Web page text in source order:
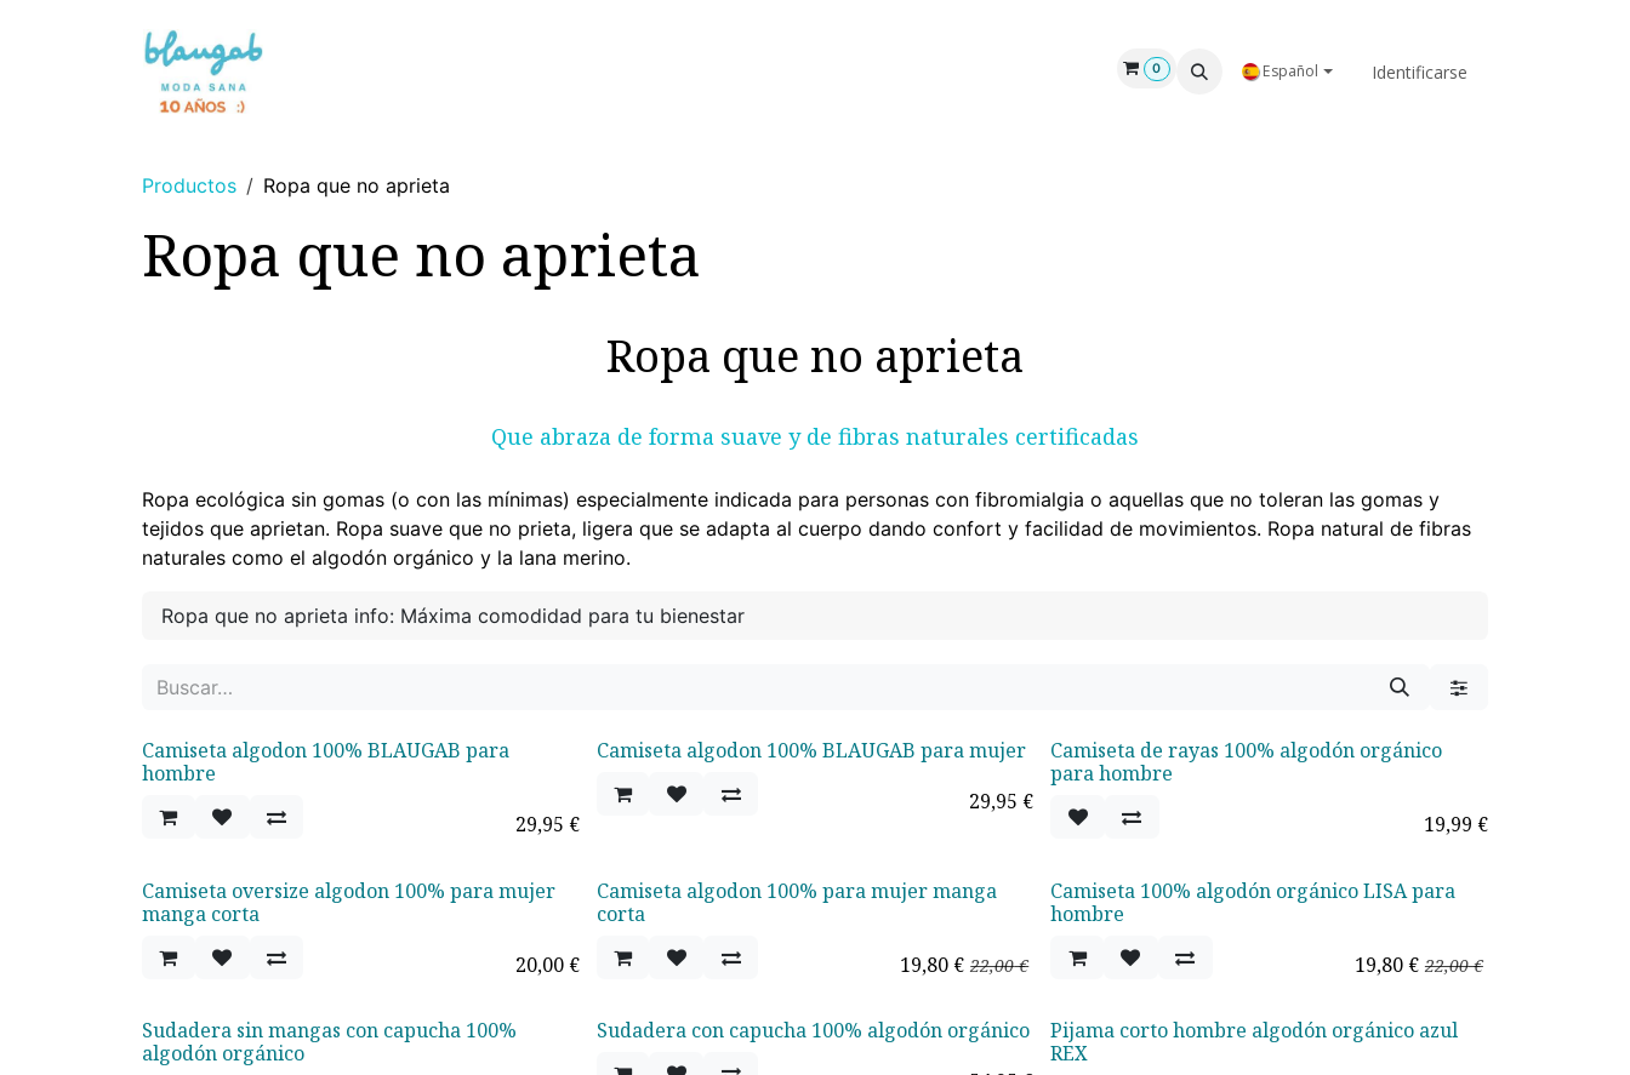
NOSOTROS
0 Español Identificarse
Productos Ropa que no aprieta
Ropa que no aprieta
Ropa que no aprieta
Que abraza de forma suave y de fibras naturales certificadas​
Ropa ecológica sin gomas (o con las mínimas) especialmente indicada para personas con fibromialgia o aquellas que no toleran las gomas y
tejidos que aprietan. Ropa suave que no prieta, ligera que se adapta al cuerpo dando confort y facilidad de movimientos. Ropa natural de fibras
naturales como el algodón orgánico y la lana merino.
Ropa que no aprieta info: Máxima comodidad para tu bienestar
¡Nuevo!
Camiseta algodon 100% BLAUGAB para
hombre
29,95 €
¡Nuevo!
Camiseta algodon 100% BLAUGAB para mujer
29,95 € ¡Nuevo!
Camiseta de rayas 100% algodón orgánico
para hombre
19,99 €
¡Nuevo!
Camiseta oversize algodon 100% para mujer
manga corta
20,00€ Oferta - 10%
Camiseta algodon 100% para mujer manga
corta
19,80 € 22,00€ Oferta - 10%
Camiseta 100% algodón orgánico LISA para
hombre
19,80€ 22,00€
Sudadera sin mangas con capucha 100%
algodón orgánico
Sudadera con capucha 100% algodón orgánico
Pijama corto hombre algodón orgánico azul
REX